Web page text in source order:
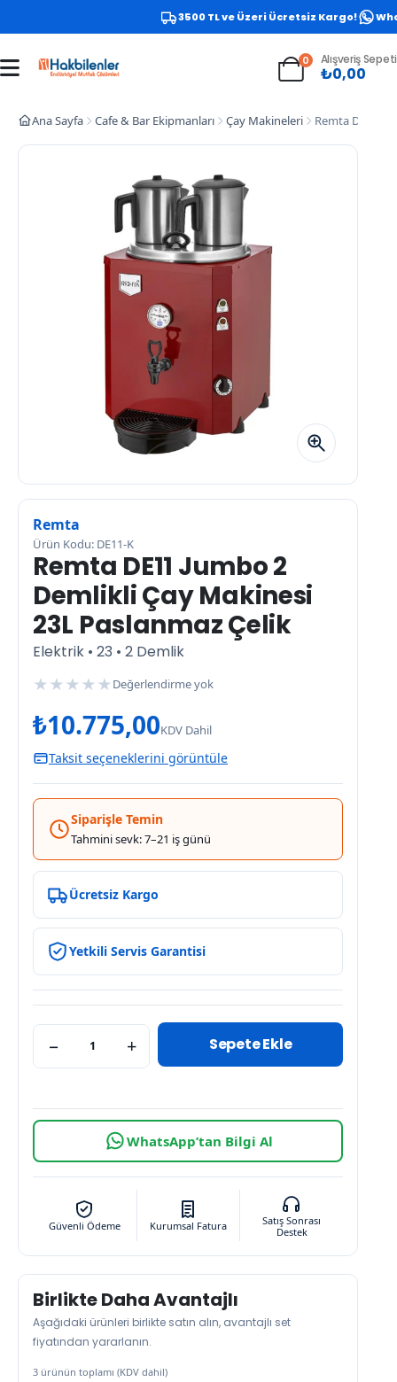
3500 TL ve Üzeri Ücretsiz Kargo!
0 Alışveriş Sepeti
₺0,00
Ana Sayfa Cafe & Bar Ekipmanları Çay Makineleri Remta DE11
Remta
Ürün Kodu: DE11-K
Remta DE11 Jumbo 2
Demlikli Çay Makinesi
23L Paslanmaz Çelik
Elektrik • 23 • 2 Demlik
★ ★ ★ ★ ★ Değerlendirme yok
₺10.775,00KDV Dahil
Taksit seçeneklerini görüntüle
Siparişle Temin
Tahmini sevk: 7–21 iş günü
Ücretsiz Kargo
Yetkili Servis Garantisi
− + Sepete Ekle
WhatsApp’tan Bilgi Al
Güvenli Ödeme Kurumsal Fatura
Satış Sonrası
Destek
Birlikte Daha Avantajlı
Aşağıdaki ürünleri birlikte satın alın, avantajlı set
fiyatından yararlanın.
3 ürünün toplamı (KDV dahil)